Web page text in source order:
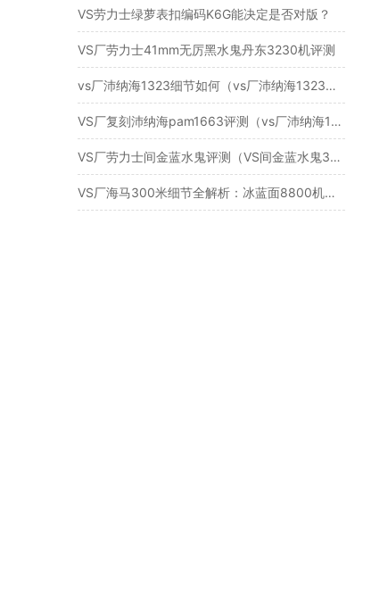
VS劳力士绿萝表扣编码K6G能决定是否对版？
VS厂劳力士41mm无厉黑水鬼丹东3230机评测
vs厂沛纳海1323细节如何（vs厂沛纳海1323新品值得入手吗）
VS厂复刻沛纳海pam1663评测（vs厂沛纳海1663质量怎么样）
VS厂劳力士间金蓝水鬼评测（VS间金蓝水鬼3135机怎么样）
VS厂海马300米细节全解析：冰蓝面8800机芯对比